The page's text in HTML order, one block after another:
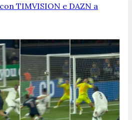
TIMVISION e DAZN a